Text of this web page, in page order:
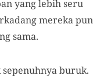
yang lebih seru
mereka pun
sama.
buruk.